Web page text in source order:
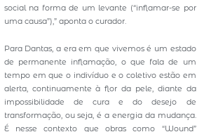
social na forma de um levante (“inflamar-se por
uma causa”),” aponta o curador.
Para Dantas, a era em que vivemos é um estado
de permanente inflamação, o que fala de um
tempo em que o indivíduo e o coletivo estão em
alerta, continuamente à flor da pele, diante da
impossibilidade de cura e do desejo de
transformação, ou seja, é a energia da mudança.
É nesse contexto que obras como “Wound”